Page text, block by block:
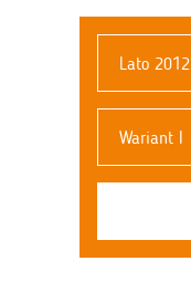
Lato 2012
Wariant I